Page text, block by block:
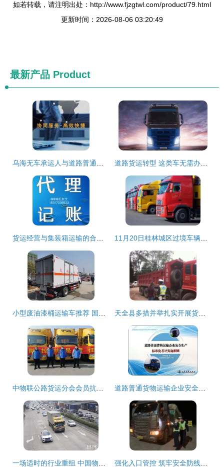
如若转载，请注明出处：http://www.fjzgtwl.com/product/79.html
更新时间：2026-08-06 03:20:49
最新产品 Product